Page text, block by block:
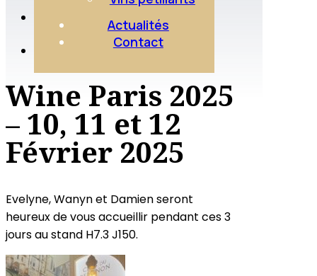
Actualités
Contact
Wine Paris 2025
– 10, 11 et 12
Février 2025
Evelyne, Wanyn et Damien seront
heureux de vous accueillir pendant ces 3
jours au stand H7.3 J150.